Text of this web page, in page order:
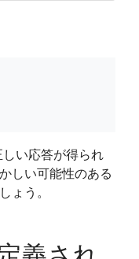
い応答が得られ
しい可能性のある
ょう。